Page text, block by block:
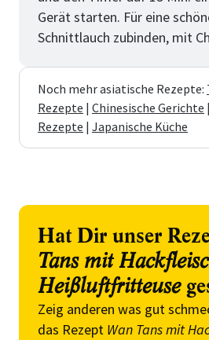
Gerät starten. Für eine
Schnittlauch zubinden, mit
Noch mehr asiatische Rezepte:
Rezepte | Chinesische Gerichte |
Rezepte | Japanische Küche
Hat Dir unser
Tans mit
Heißluftfritteuse
Zeig anderen was gut
das Rezept Wan Tans mit